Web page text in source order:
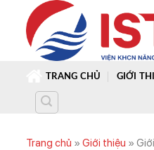
content
TRANG CHỦ GIỚI
Trang chủ » Giới thiệu »